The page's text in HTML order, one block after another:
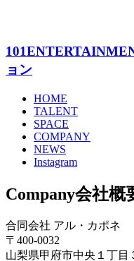
ョン
HOME
TALENT
SPACE
COMPANY
NEWS
Instagram
Company会社概
合同会社 アル・カポネ
〒400-0032
山梨県甲府市中央１丁目